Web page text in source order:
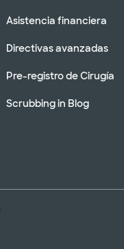
Asistencia financiera
Directivas avanzadas
Pre-registro de Cirugía
Scrubbing in Blog